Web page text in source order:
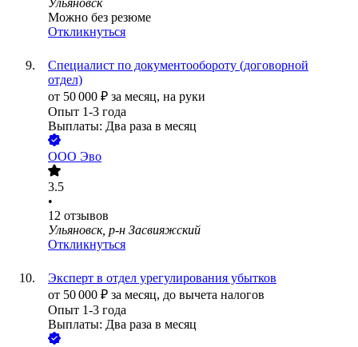
Ульяновск
Можно без резюме
Откликнуться
Специалист по документообороту (договорной
отдел)
от 50 000 ₽ за месяц, на руки
Опыт 1-3 года
Выплаты: Два раза в месяц
ООО Эво
3.5
•
12 отзывов
Ульяновск, р-н Засвияжский
Откликнуться
Эксперт в отдел урегулирования убытков
от 50 000 ₽ за месяц, до вычета налогов
Опыт 1-3 года
Выплаты: Два раза в месяц